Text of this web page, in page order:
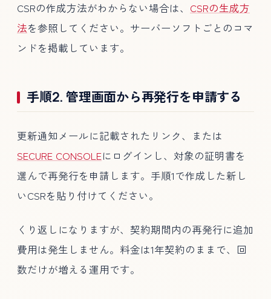
CSRの作成方法がわからない場合は、 CSRの生成方
法を参照してください。サーバーソフトごとのコマ
ンドを掲載しています。
手順2. 管理画面から再発行を申請する
更新通知メールに記載されたリンク、または
SECURE CONSOLEにログインし、対象の証明書を
選んで再発行を申請します。手順1で作成した新し
いCSRを貼り付けてください。
くり返しになりますが、契約期間内の再発行に追加
費用は発生しません。料金は1年契約のままで、回
数だけが増える運用です。